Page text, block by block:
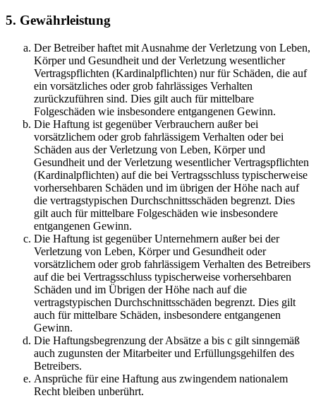
5. Gewährleistung
Der Betreiber haftet mit Ausnahme der Verletzung von Leben,
Körper und Gesundheit und der Verletzung wesentlicher
Vertragspflichten (Kardinalpflichten) nur für Schäden, die auf
ein vorsätzliches oder grob fahrlässiges Verhalten
zurückzuführen sind. Dies gilt auch für mittelbare
Folgeschäden wie insbesondere entgangenen Gewinn.
Die Haftung ist gegenüber Verbrauchern außer bei
vorsätzlichem oder grob fahrlässigem Verhalten oder bei
Schäden aus der Verletzung von Leben, Körper und
Gesundheit und der Verletzung wesentlicher Vertragspflichten
(Kardinalpflichten) auf die bei Vertragsschluss typischerweise
vorhersehbaren Schäden und im übrigen der Höhe nach auf
die vertragstypischen Durchschnittsschäden begrenzt. Dies
gilt auch für mittelbare Folgeschäden wie insbesondere
entgangenen Gewinn.
Die Haftung ist gegenüber Unternehmern außer bei der
Verletzung von Leben, Körper und Gesundheit oder
vorsätzlichem oder grob fahrlässigem Verhalten des Betreibers
auf die bei Vertragsschluss typischerweise vorhersehbaren
Schäden und im Übrigen der Höhe nach auf die
vertragstypischen Durchschnittsschäden begrenzt. Dies gilt
auch für mittelbare Schäden, insbesondere entgangenen
Gewinn.
Die Haftungsbegrenzung der Absätze a bis c gilt sinngemäß
auch zugunsten der Mitarbeiter und Erfüllungsgehilfen des
Betreibers.
Ansprüche für eine Haftung aus zwingendem nationalem
Recht bleiben unberührt.